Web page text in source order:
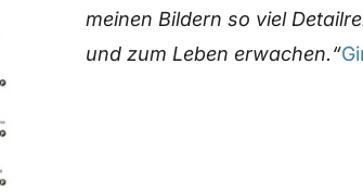
meinen Bildern so viel
und zum Leben erwachen.“